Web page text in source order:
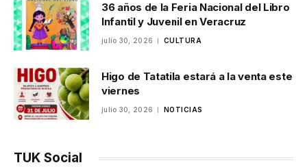
36 años de la Feria Nacional del Libro
Infantil y Juvenil en Veracruz
julio 30, 2026 CULTURA
Higo de Tatatila estará a la venta este
viernes
julio 30, 2026 NOTICIAS
TUK Social